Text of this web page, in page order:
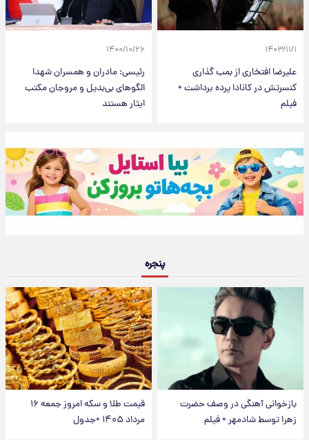
۱۴۰۳/۱۱/۱
علیرضا افتخاری از بمب گذاری
کنسرتش در کانادا پرده برداشت +
فیلم
۱۴۰۰/۱۰/۲۶
رئیسی: مادران و همسران شهدا
الگوهای بی‌بدیل و مروجان مکتب
ایثار هستند
پنجره
بازخوانی آهنگی در وصف حضرت
زهرا توسط شادمهر + فیلم
قیمت طلا و سکه امروز جمعه ۱۶
مرداد ۱۴۰۵ +جدول